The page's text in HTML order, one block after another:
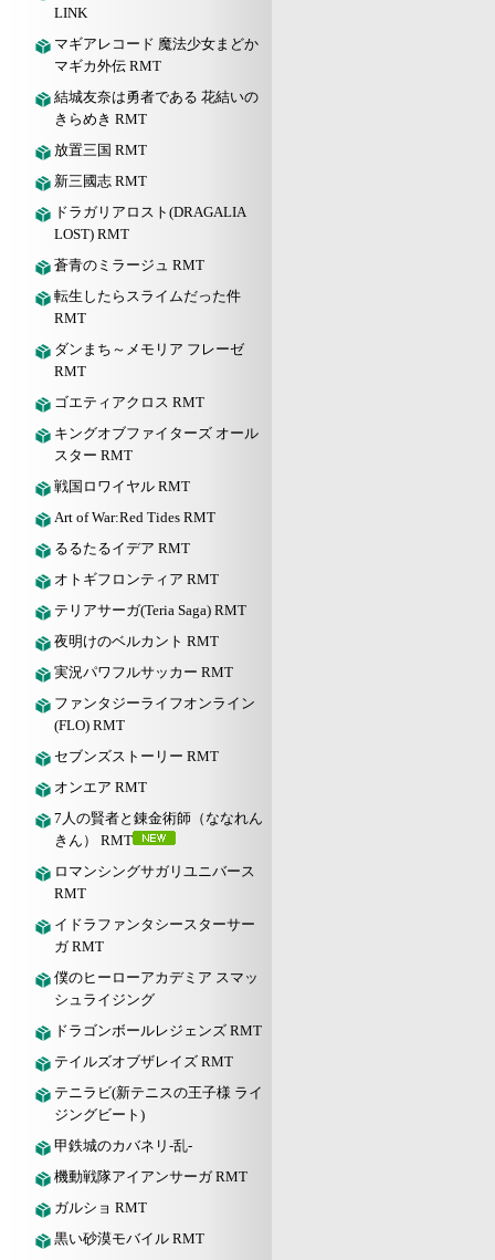
LINK
マギアレコード 魔法少女まどか
マギカ外伝 RMT
結城友奈は勇者である 花結いの
きらめき RMT
放置三国 RMT
新三國志 RMT
ドラガリアロスト(DRAGALIA
LOST) RMT
蒼青のミラージュ RMT
転生したらスライムだった件
RMT
ダンまち～メモリア フレーゼ
RMT
ゴエティアクロス RMT
キングオブファイターズ オール
スター RMT
戦国ロワイヤル RMT
Art of War:Red Tides RMT
るるたるイデア RMT
オトギフロンティア RMT
テリアサーガ(Teria Saga) RMT
夜明けのベルカント RMT
実況パワフルサッカー RMT
ファンタジーライフオンライン
(FLO) RMT
セブンズストーリー RMT
オンエア RMT
7人の賢者と錬金術師（ななれん
きん） RMT
ロマンシングサガリユニバース
RMT
イドラファンタシースターサー
ガ RMT
僕のヒーローアカデミア スマッ
シュライジング
ドラゴンボールレジェンズ RMT
テイルズオブザレイズ RMT
テニラビ(新テニスの王子様 ライ
ジングビート)
甲鉄城のカバネリ-乱-
機動戦隊アイアンサーガ RMT
ガルショ RMT
黒い砂漠モバイル RMT